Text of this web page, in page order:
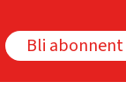
Bli abonnent